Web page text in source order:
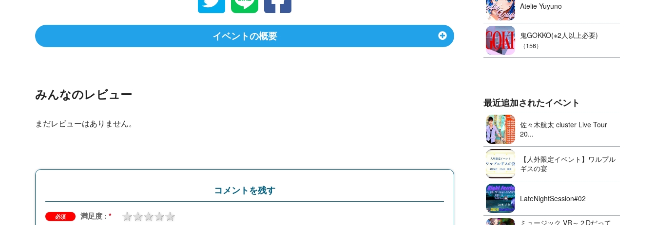
イベントの概要
みんなのレビュー
まだレビューはありません。
コメントを残す
必須 満足度 : * 4 stars
3 stars
2 stars
1 star
Atelie Yuyuno
鬼GOKKO(※2人以上必要)
（156）
最近追加されたイベント
佐々木航太 cluster Live Tour
20...
【人外限定イベント】ワルプル
ギスの宴
LateNightSession#02
ミュージック VR～２Dだって